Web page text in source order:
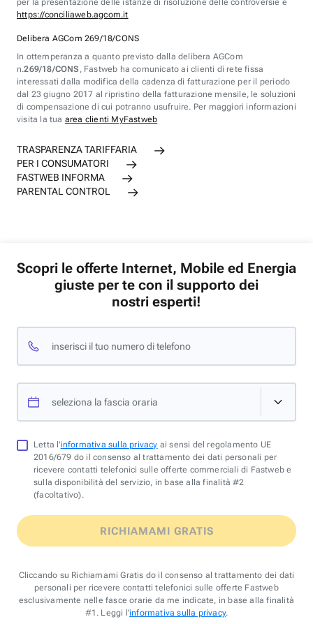
per la presentazione delle istanze di risoluzione delle controversie è
https://conciliaweb.agcom.it
Delibera AGCom 269/18/CONS
In ottemperanza a quanto previsto dalla delibera AGCom
n.269/18/CONS , Fastweb ha comunicato ai clienti di rete fissa
interessati dalla modifica della cadenza di fatturazione per il periodo
dal 23 giugno 2017 al ripristino della fatturazione mensile, le soluzioni
di compensazione di cui potranno usufruire. Per maggiori informazioni
visita la tua area clienti MyFastweb
TRASPARENZA TARIFFARIA
PER I CONSUMATORI
FASTWEB INFORMA
PARENTAL CONTROL
Scopri le offerte Internet, Mobile ed Energia
giuste per te con il supporto dei
nostri esperti!
inserisci il tuo numero di telefono
seleziona la fascia oraria
Letta l'informativa sulla privacy ai sensi del regolamento UE
2016/679 do il consenso al trattamento dei dati personali per
ricevere contatti telefonici sulle offerte commerciali di Fastweb e
sulla disponibilità del servizio, in base alla finalità #2
(facoltativo).
RICHIAMAMI GRATIS
Cliccando su Richiamami Gratis do il consenso al trattamento dei dati
personali per ricevere contatti telefonici sulle offerte Fastweb
esclusivamente nelle fasce orarie da me indicate, in base alla finalità
#1. Leggi l'informativa sulla privacy.